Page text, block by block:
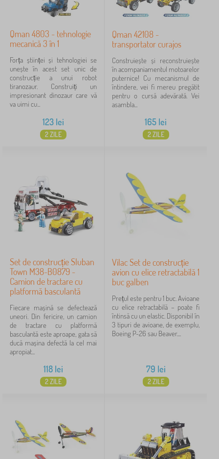
Qman 4803 - tehnologie
mecanică 3 în 1
Forța științei și tehnologiei se
unește în acest set unic de
construcție a unui robot
tiranozaur. Construiți un
impresionant dinozaur care vă
va uimi cu...
123 lei
2 ZILE
Qman 42108 -
transportator curajos
Construiește și reconstruiește
în acompaniamentul motoarelor
puternice! Cu mecanismul de
întindere, vei fi mereu pregătit
pentru o cursă adevărată. Vei
asambla...
165 lei
2 ZILE
Set de construcție Sluban
Town M38-B0879 -
Camion de tractare cu
platformă basculantă
Fiecare mașină se defectează
uneori. Din fericire, un camion
de tractare cu platformă
basculantă este aproape, gata să
ducă mașina defectă la cel mai
apropiat...
118 lei
2 ZILE
Vilac Set de construcție
avion cu elice retractabilă 1
buc galben
Prețul este pentru 1 buc. Avioane
cu elice retractabilă – poate fi
întinsă cu un elastic. Disponibil în
3 tipuri de avioane, de exemplu,
Boeing P-26 sau Beaver....
79 lei
2 ZILE